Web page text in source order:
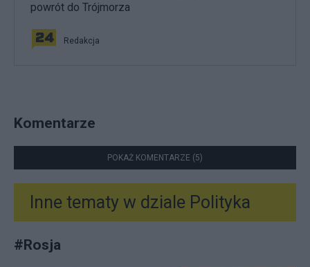
powrót do Trójmorza
Redakcja
Komentarze
POKAŻ KOMENTARZE (5)
Inne tematy w dziale Polityka
#Rosja